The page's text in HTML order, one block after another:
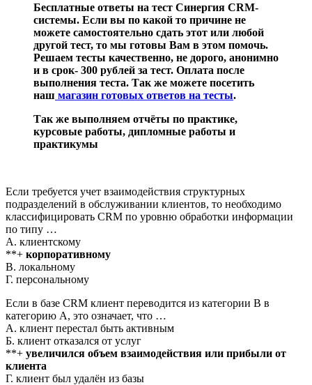
Бесплатные ответы на тест Синергия CRM-
системы. Если вы по какой то причине не
можете самостоятельно сдать этот или любой
другой тест, то мы готовы Вам в этом помочь.
Решаем тесты качественно, не дорого, анонимно
и в срок- 300 рублей за тест. Оплата после
выполнения теста. Так же можете посетить
наш магазин готовых ответов на тесты.
Так же выполняем отчёты по практике,
курсовые работы, дипломные работы и
практикумы
Если требуется учет взаимодействия структурных
подразделений в обслуживании клиентов, то необходимо
классифицировать CRM по уровню обработки информации
по типу …
А. клиентскому
**+ корпоративному
В. локальному
Г. персональному
Если в базе CRM клиент переводится из категории B в
категорию A, это означает, что …
А. клиент перестал быть активным
Б. клиент отказался от услуг
**+ увеличился объем взаимодействия или прибыли от
клиента
Г. клиент был удалён из базы